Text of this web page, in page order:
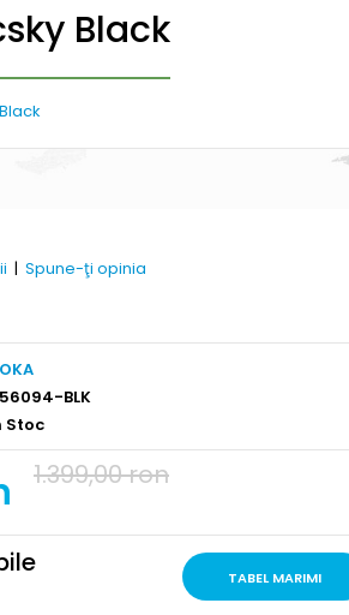
Black
| Spune-ţi opinia
BLK
Stoc
1.399,00 ron
TABEL MARIMI